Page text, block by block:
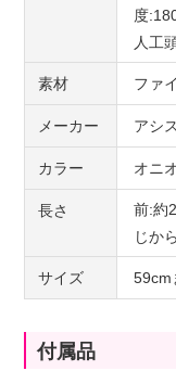
度
人工
素材 ファ
メーカー アシ
カラー オニ
長さ
前:約
じか
サイズ 59cm
付属品